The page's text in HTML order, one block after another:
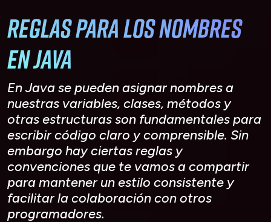
Reglas para los nombres
en Java
En Java se pueden asignar nombres a
nuestras variables, clases, métodos y
otras estructuras son fundamentales para
escribir código claro y comprensible. Sin
embargo hay ciertas reglas y
convenciones que te vamos a compartir
para mantener un estilo consistente y
facilitar la colaboración con otros
programadores.